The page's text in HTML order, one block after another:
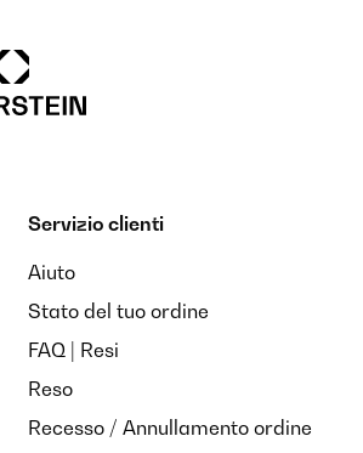
Servizio clienti
Aiuto
Stato del tuo ordine
FAQ | Resi
Reso
Recesso / Annullamento ordine